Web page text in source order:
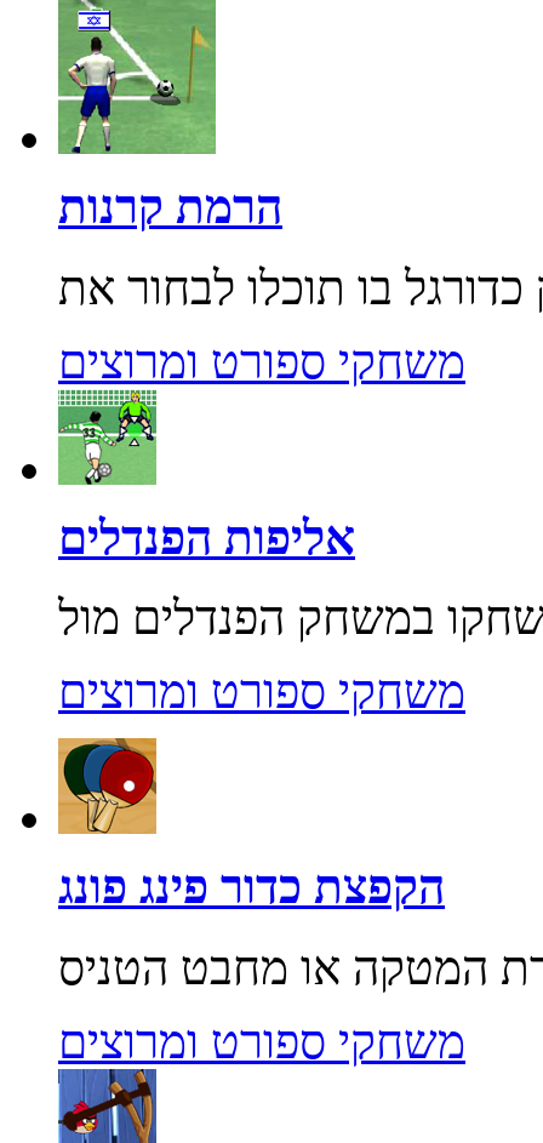
הרמת קרנות
משחקי ספורט ומרוצים
אליפות הפנדלים
משחקי ספורט ומרוצים
הקפצת כדור פינג פונג
משחקי ספורט ומרוצים